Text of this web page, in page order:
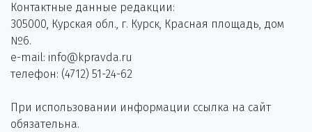
Контактные данные редакции:
305000, Курская обл., г. Курск, Красная площадь, дом
№6.
e-mail: info@kpravda.ru
телефон: (4712) 51-24-62
При использовании информации ссылка на сайт
обязательна.